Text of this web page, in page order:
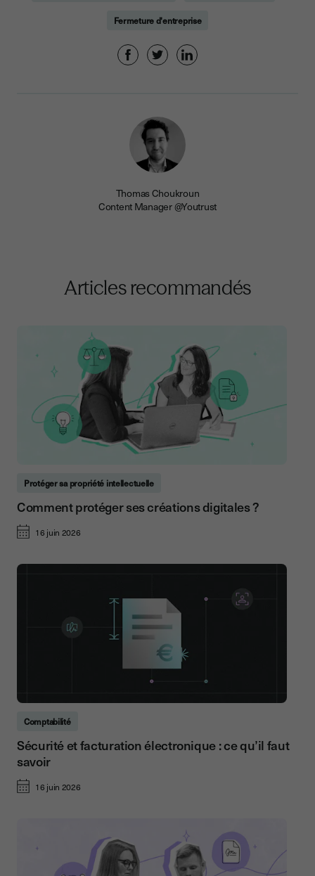
Fermeture d'entreprise
Thomas Choukroun
Content Manager @Youtrust
Articles recommandés
Protéger sa propriété intellectuelle
Comment protéger ses créations digitales ?
16 juin 2026
Comptabilité
Sécurité et facturation électronique : ce qu’il faut
savoir
16 juin 2026